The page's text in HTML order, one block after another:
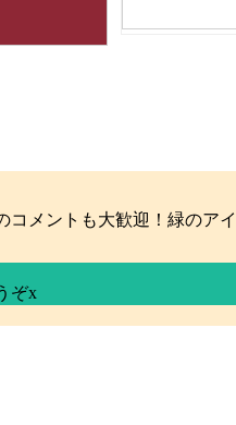
コメントも大歓迎！緑のア
ぞx